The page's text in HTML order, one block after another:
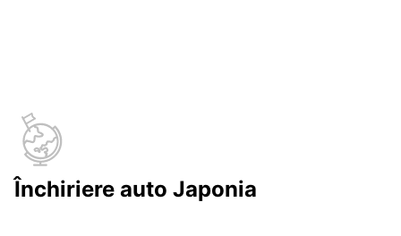
Închiriere auto Japonia